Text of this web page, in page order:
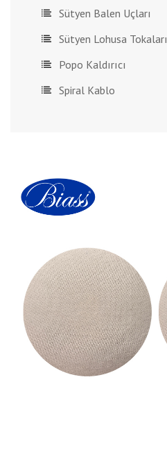
Sütyen Balen Uçları
Sütyen Lohusa Tokaları
Popo Kaldırıcı
Spiral Kablo